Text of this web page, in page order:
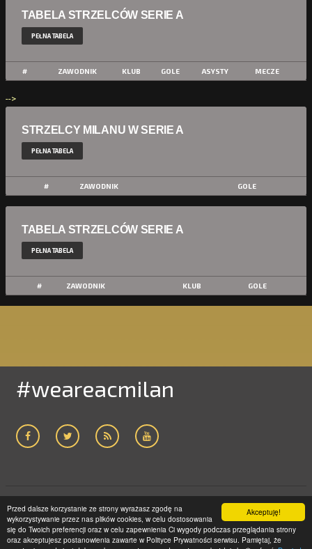
Akceptuję!
Przed dalsze korzystanie ze strony wyrażasz zgodę na
wykorzystywanie przez nas plików cookies, w celu dostosowania
się do Twoich preferencji oraz w celu zapewnienia Ci wygody podczas przeglądania strony
oraz akceptujesz postanowienia zawarte w Polityce Prywatności serwisu. Pamiętaj, że
TABELA STRZELCÓW SERIE A
PEŁNA TABELA
# ZAWODNIK KLUB GOLE ASYSTY MECZE
-->
STRZELCY MILANU W SERIE A
PEŁNA TABELA
# ZAWODNIK GOLE
TABELA STRZELCÓW SERIE A
PEŁNA TABELA
# ZAWODNIK KLUB GOLE
#weareacmilan
ACMILAN24.COM2005-2019 | WSZELKIE PRAWA ZASTRZEŻONE
STRONA GŁÓWNA POLITYKA PRYWATNOŚCI KONTAKT
LICEUM GNIEZNO